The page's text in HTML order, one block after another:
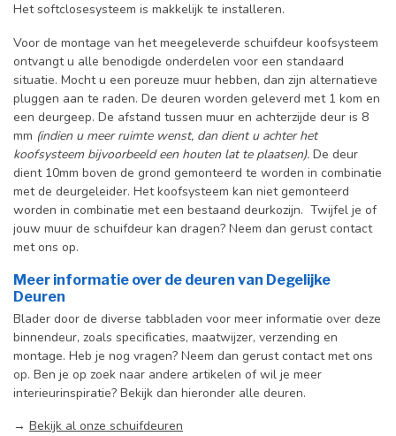
Het softclosesysteem is makkelijk te installeren.
Voor de montage van het meegeleverde schuifdeur koofsysteem
ontvangt u alle benodigde onderdelen voor een standaard
situatie. Mocht u een poreuze muur hebben, dan zijn alternatieve
pluggen aan te raden. De deuren worden geleverd met 1 kom en
een deurgeep. De afstand tussen muur en achterzijde deur is 8
mm (indien u meer ruimte wenst, dan dient u achter het
koofsysteem bijvoorbeeld een houten lat te plaatsen). De deur
dient 10mm boven de grond gemonteerd te worden in combinatie
met de deurgeleider. Het koofsysteem kan niet gemonteerd
worden in combinatie met een bestaand deurkozijn. Twijfel je of
jouw muur de schuifdeur kan dragen? Neem dan gerust contact
met ons op.
Meer informatie over de deuren van Degelijke
Deuren
Blader door de diverse tabbladen voor meer informatie over deze
binnendeur, zoals specificaties, maatwijzer, verzending en
montage. Heb je nog vragen? Neem dan gerust contact met ons
op. Ben je op zoek naar andere artikelen of wil je meer
interieurinspiratie? Bekijk dan hieronder alle deuren.
→ Bekijk al onze schuifdeuren